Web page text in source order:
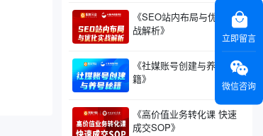
《SEO站内布局与优化实
战解析》
《社媒账号创建与养号秘
籍》
《高价值业务转化课 快速
成交SOP》
立即留言
微信咨询